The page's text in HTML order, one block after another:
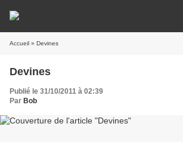
Accueil » Devines
Devines
Publié le 31/10/2011 à 02:39
Par Bob